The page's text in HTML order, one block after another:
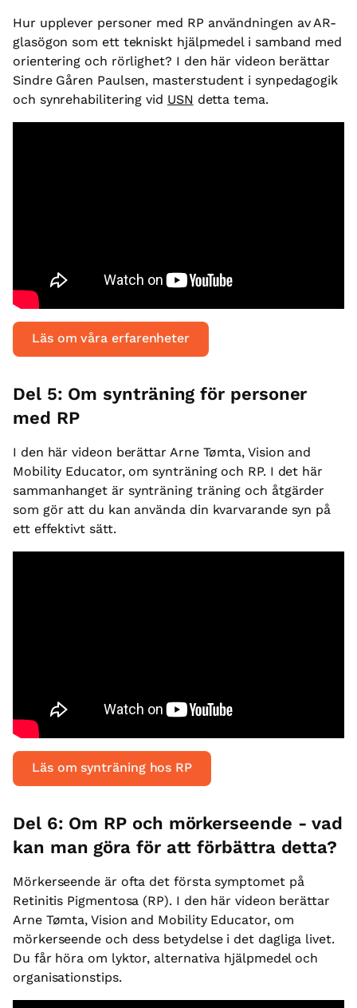
Hur upplever personer med RP användningen av AR-
glasögon som ett tekniskt hjälpmedel i samband med
orientering och rörlighet? I den här videon berättar
Sindre Gåren Paulsen, masterstudent i synpedagogik
och synrehabilitering vid USN detta tema.
Läs om våra erfarenheter
Del 5: Om synträning för personer
med RP
I den här videon berättar Arne Tømta, Vision and
Mobility Educator, om synträning och RP. I det här
sammanhanget är synträning träning och åtgärder
som gör att du kan använda din kvarvarande syn på
ett effektivt sätt.
Läs om synträning hos RP
Del 6: Om RP och mörkerseende - vad
kan man göra för att förbättra detta?
Mörkerseende är ofta det första symptomet på
Retinitis Pigmentosa (RP). I den här videon berättar
Arne Tømta, Vision and Mobility Educator, om
mörkerseende och dess betydelse i det dagliga livet.
Du får höra om lyktor, alternativa hjälpmedel och
organisationstips.